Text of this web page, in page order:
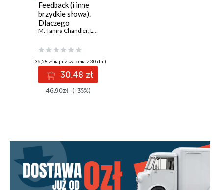
Feedback (i inne
brzydkie słowa).
Dlaczego
informacja
ważna i jak to robić
dobrze
M. Tamra Chandler, Laura Dowling Grealish
(36,58 zł najniższa cena z 30 dni)
30.48 zł
46.90zł (-35%)